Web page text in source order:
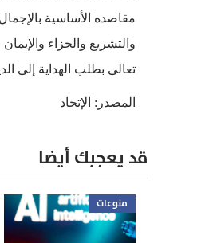
مقاصده الأساسية
والتشريع والجزاء والإيمان
تعالى بطلب الهداية إلى
المصدر: الإتحاد
قد يعجبك أيضا
منوعات